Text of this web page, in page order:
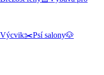
Výcvik✂️Psí salony🐶